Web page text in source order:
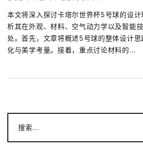
本文将深入探讨卡塔尔世界杯5号球的设
析其在外观、材料、空气动力学以及智能
处。首先，文章将概述5号球的整体设计
化与美学考量。接着，重点讨论材料的...
搜索...